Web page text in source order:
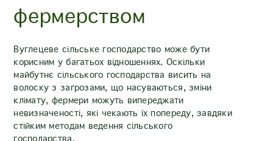
фермерством
Вуглецеве сільське господарство може бути
корисним у багатьох відношеннях. Оскільки
майбутнє сільського господарства висить на
волоску з загрозами, що насуваються, зміни
клімату, фермери можуть випереджати
невизначеності, які чекають їх попереду, завдяки
стійким методам ведення сільського
господарства.